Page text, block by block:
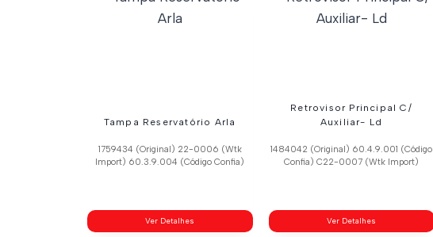
Tampa Reservatório Arla
1759434 (Original) 22-0006 (Wtk
Import) 60.3.9.004 (Código Confia)
Ver Detalhes
Retrovisor Principal C/
Auxiliar- Ld
1484042 (Original) 60.4.9.001 (Código
Confia) C22-0007 (Wtk Import)
Ver Detalhes